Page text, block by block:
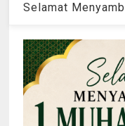
Selamat